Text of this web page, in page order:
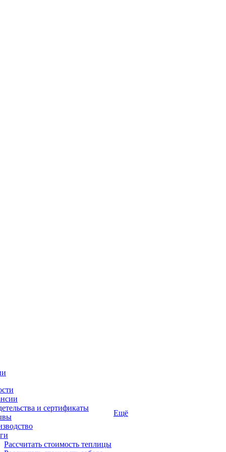
и сертификаты
Рассчитать стоимость теплицы
Ещё